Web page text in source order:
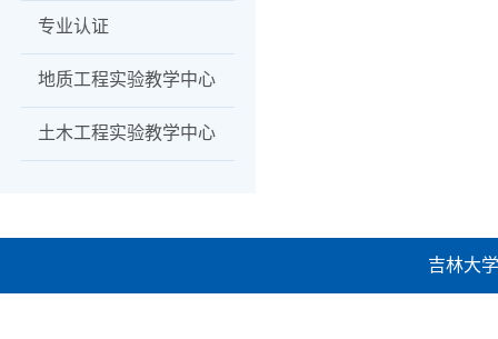
专业认证
地质工程实验教学中心
土木工程实验教学中心
吉林大